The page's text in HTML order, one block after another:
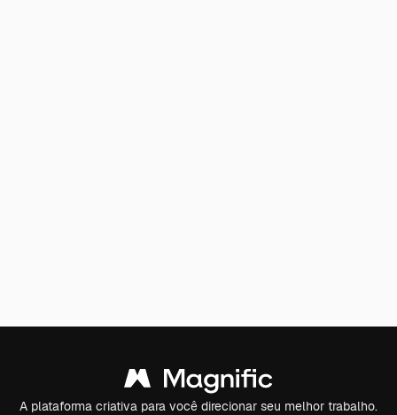
A plataforma criativa para você direcionar seu melhor trabalho.